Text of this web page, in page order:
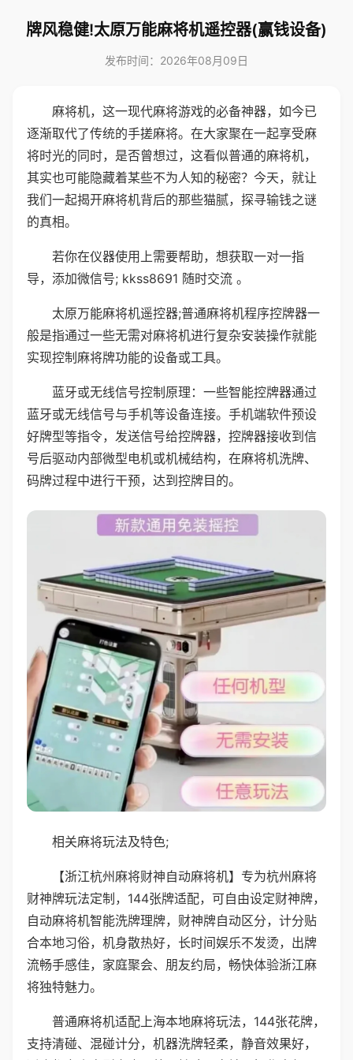
牌风稳健!太原万能麻将机遥控器(赢钱设备)
发布时间：2026年08月09日
麻将机，这一现代麻将游戏的必备神器，如今已
逐渐取代了传统的手搓麻将。在大家聚在一起享受麻
将时光的同时，是否曾想过，这看似普通的麻将机，
其实也可能隐藏着某些不为人知的秘密？今天，就让
我们一起揭开麻将机背后的那些猫腻，探寻输钱之谜
的真相。
若你在仪器使用上需要帮助，想获取一对一指
导，添加微信号; kkss8691 随时交流 。
太原万能麻将机遥控器;普通麻将机程序控牌器一
般是指通过一些无需对麻将机进行复杂安装操作就能
实现控制麻将牌功能的设备或工具。
蓝牙或无线信号控制原理：一些智能控牌器通过
蓝牙或无线信号与手机等设备连接。手机端软件预设
好牌型等指令，发送信号给控牌器，控牌器接收到信
号后驱动内部微型电机或机械结构，在麻将机洗牌、
码牌过程中进行干预，达到控牌目的。
相关麻将玩法及特色;
【浙江杭州麻将财神自动麻将机】专为杭州麻将
财神牌玩法定制，144张牌适配，可自由设定财神牌，
自动麻将机智能洗牌理牌，财神牌自动区分，计分贴
合本地习俗，机身散热好，长时间娱乐不发烫，出牌
流畅手感佳，家庭聚会、朋友约局，畅快体验浙江麻
将独特魅力。
普通麻将机适配上海本地麻将玩法，144张花牌，
支持清碰、混碰计分，机器洗牌轻柔，静音效果好，